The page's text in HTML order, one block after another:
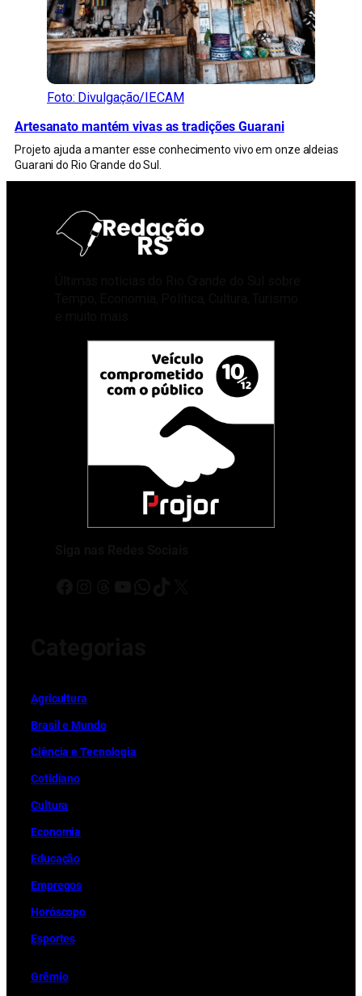
Foto: Divulgação/IECAM
Artesanato mantém vivas as tradições Guarani
Projeto ajuda a manter esse conhecimento vivo em onze aldeias
Guarani do Rio Grande do Sul.
Agricultura
Brasil e Mundo
Ciência e Tecnologia
Cotidiano
Cultura
Economia
Educação
Empregos
Horóscopo
Esportes
Grêmio